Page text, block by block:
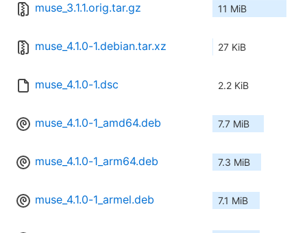
muse_3.1.1.orig.tar.gz 11 MiB
muse_4.1.0-1.debian.tar.xz 27 KiB
muse_4.1.0-1.dsc 2.2 KiB
muse_4.1.0-1_amd64.deb 7.7 MiB
muse_4.1.0-1_arm64.deb 7.3 MiB
muse_4.1.0-1_armel.deb 7.1 MiB